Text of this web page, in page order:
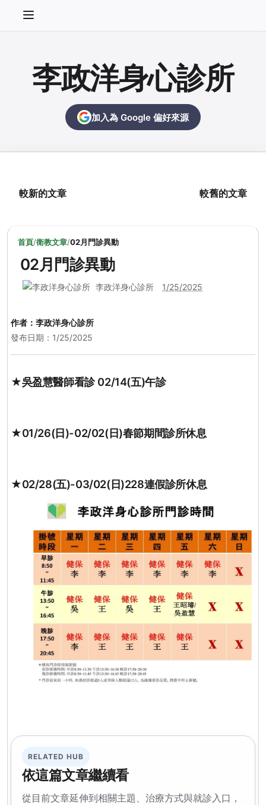
李政洋身心診所
加入為 Google 偏好來源
較新的文章 較舊的文章
首頁/衛教文章/02月門診異動
02月門診異動
李政洋身心診所 1/25/2025
作者： 李政洋身心診所
發布日期：1/25/2025
★吳盈慧醫師看診 02/14(五)午診
★01/26(日)-02/02(日)春節期間診所休息
★02/28(五)-03/02(日)228連假診所休息
RELATED HUB
依這篇文章繼續看
從目前文章延伸到相關主題、治療方式與就診入口，